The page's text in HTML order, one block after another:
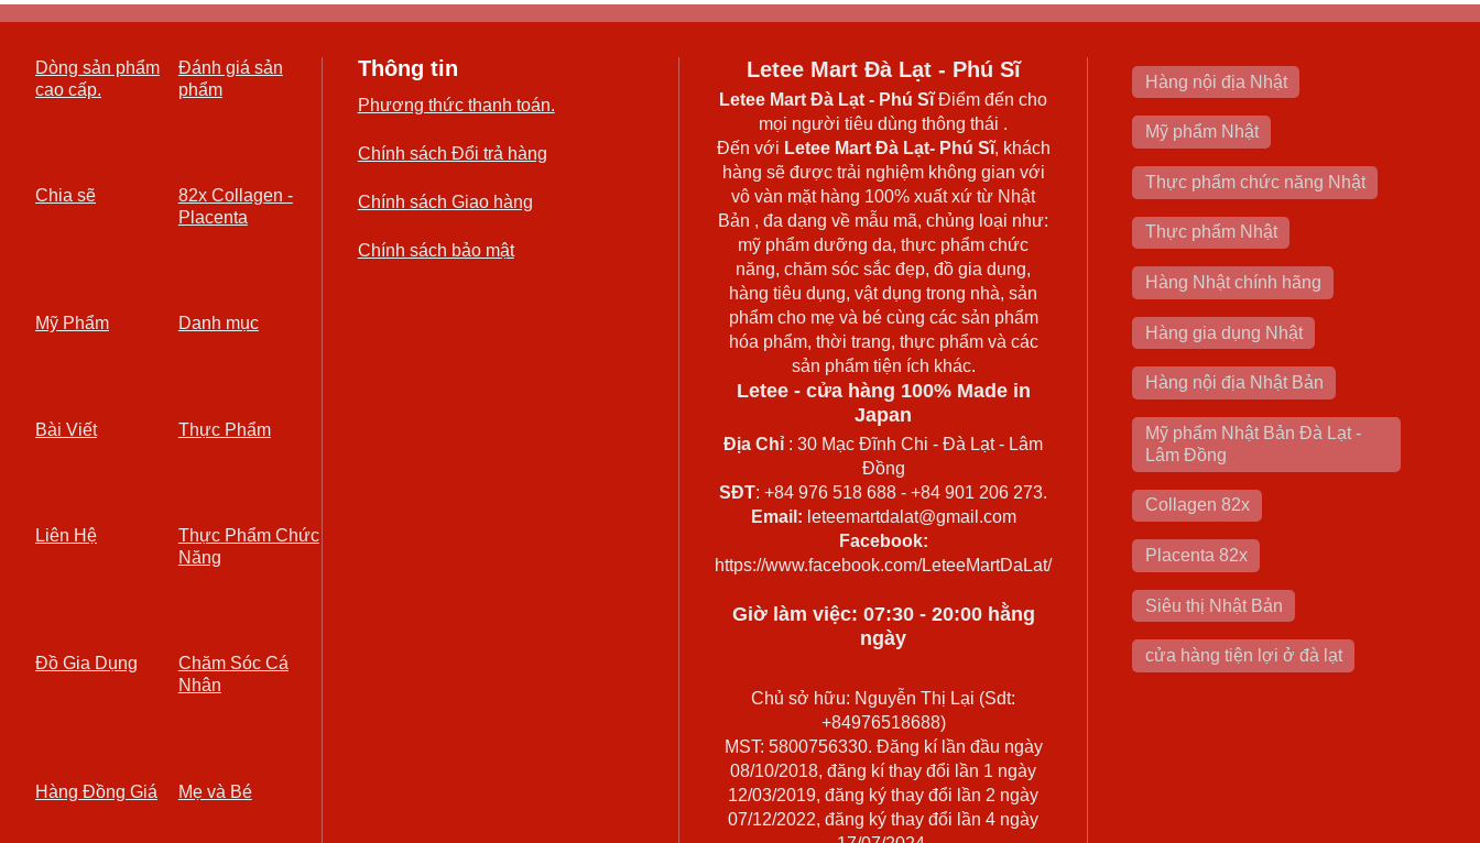
Dòng sản phẩm
cao cấp.
Đánh giá sản
phẩm
Chia sẽ
82x Collagen -
Placenta
Mỹ Phẩm Danh mục
Bài Viết Thực Phẩm
Liên Hệ
Thực Phẩm Chức
Năng
Đồ Gia Dụng
Chăm Sóc Cá
Nhân
Hàng Đồng Giá Mẹ và Bé
Thông tin
Phương thức thanh toán.
Chính sách Đổi trả hàng
Chính sách Giao hàng
Chính sách bảo mật
Letee Mart Đà Lạt - Phú Sĩ
Letee Mart Đà Lạt - Phú SĩĐiểm đến cho
mọi người tiêu dùng thông thái .
Đến với Letee Mart Đà Lạt- Phú Sĩ, khách
hàng sẽ được trải nghiệm không gian với
vô vàn mặt hàng 100% xuất xứ từ Nhật
Bản , đa dạng về mẫu mã, chủng loại như:
mỹ phẩm dưỡng da, thực phẩm chức
năng, chăm sóc sắc đẹp, đồ gia dụng,
hàng tiêu dụng, vật dụng trong nhà, sản
phẩm cho mẹ và bé cùng các sản phẩm
hóa phẩm, thời trang, thực phẩm và các
sản phẩm tiện ích khác.
Letee - cửa hàng 100% Made in
Japan
Địa Chỉ : 30 Mạc Đĩnh Chi - Đà Lạt - Lâm
Đồng
SĐT: +84 976 518 688 - +84 901 206 273.
Email: leteemartdalat@gmail.com
Facebook:
https://www.facebook.com/LeteeMartDaLat/
Giờ làm việc: 07:30 - 20:00 hằng
ngày
Chủ sở hữu: Nguyễn Thị Lại (Sdt:
+84976518688)
MST: 5800756330. Đăng kí lần đầu ngày
08/10/2018, đăng kí thay đổi lần 1 ngày
12/03/2019, đăng ký thay đổi lần 2 ngày
07/12/2022, đăng ký thay đổi lần 4 ngày
Hàng nội địa Nhật
Mỹ phẩm Nhật
Thực phẩm chức năng Nhật
Thực phẩm Nhật
Hàng Nhật chính hãng
Hàng gia dụng Nhật
Hàng nội địa Nhật Bản
Mỹ phẩm Nhật Bản Đà Lạt -
Lâm Đồng
Collagen 82x
Placenta 82x
Siêu thị Nhật Bản
cửa hàng tiện lợi ở đà lạt